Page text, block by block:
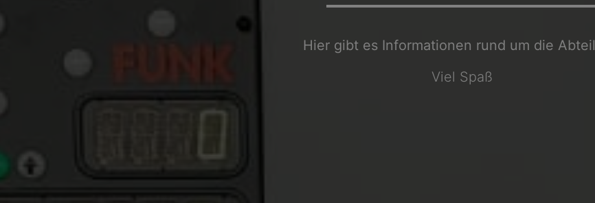
Hier gibt es Informationen rund um die
Viel Spaß